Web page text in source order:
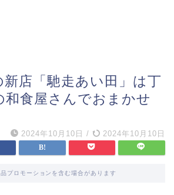
新店「馳走あい田」は丁
和食屋さんでおまかせ
2024年10月10日 / 2024年10月10日
プロモーションを含む場合があります